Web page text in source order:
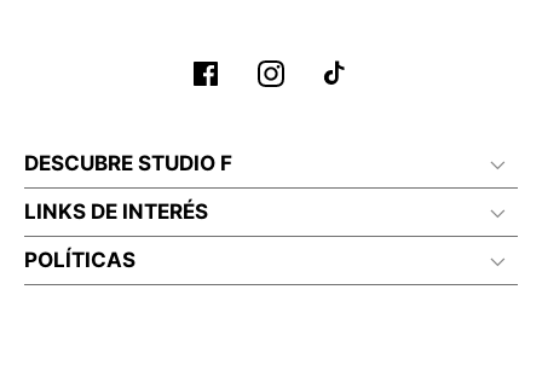
DESCUBRE STUDIO F
LINKS DE INTERÉS
POLÍTICAS